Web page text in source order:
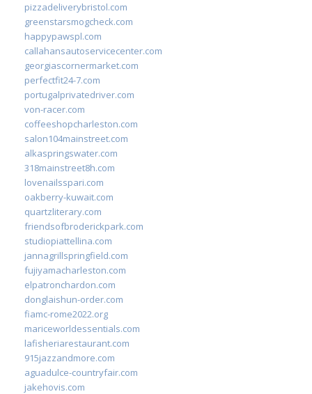
pizzadeliverybristol.com
greenstarsmogcheck.com
happypawspl.com
callahansautoservicecenter.com
georgiascornermarket.com
perfectfit24-7.com
portugalprivatedriver.com
von-racer.com
coffeeshopcharleston.com
salon104mainstreet.com
alkaspringswater.com
318mainstreet8h.com
lovenailsspari.com
oakberry-kuwait.com
quartzliterary.com
friendsofbroderickpark.com
studiopiattellina.com
jannagrillspringfield.com
fujiyamacharleston.com
elpatronchardon.com
donglaishun-order.com
fiamc-rome2022.org
mariceworldessentials.com
lafisheriarestaurant.com
915jazzandmore.com
aguadulce-countryfair.com
jakehovis.com